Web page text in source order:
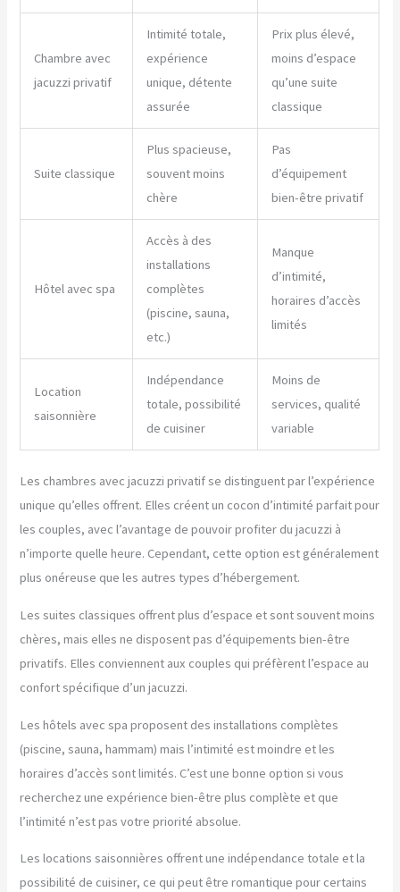
Chambre avec
jacuzzi privatif
Intimité totale,
expérience
unique, détente
assurée
Prix plus élevé,
moins d’espace
qu’une suite
classique
Suite classique
Plus spacieuse,
souvent moins
chère
Pas
d’équipement
bien-être privatif
Hôtel avec spa
Accès à des
installations
complètes
(piscine, sauna,
etc.)
Manque
d’intimité,
horaires d’accès
limités
Location
saisonnière
Indépendance
totale, possibilité
de cuisiner
Moins de
services, qualité
variable
Les chambres avec jacuzzi privatif se distinguent par l’expérience
unique qu’elles offrent. Elles créent un cocon d’intimité parfait pour
les couples, avec l’avantage de pouvoir profiter du jacuzzi à
n’importe quelle heure. Cependant, cette option est généralement
plus onéreuse que les autres types d’hébergement.
Les suites classiques offrent plus d’espace et sont souvent moins
chères, mais elles ne disposent pas d’équipements bien-être
privatifs. Elles conviennent aux couples qui préfèrent l’espace au
confort spécifique d’un jacuzzi.
Les hôtels avec spa proposent des installations complètes
(piscine, sauna, hammam) mais l’intimité est moindre et les
horaires d’accès sont limités. C’est une bonne option si vous
recherchez une expérience bien-être plus complète et que
l’intimité n’est pas votre priorité absolue.
Les locations saisonnières offrent une indépendance totale et la
possibilité de cuisiner, ce qui peut être romantique pour certains